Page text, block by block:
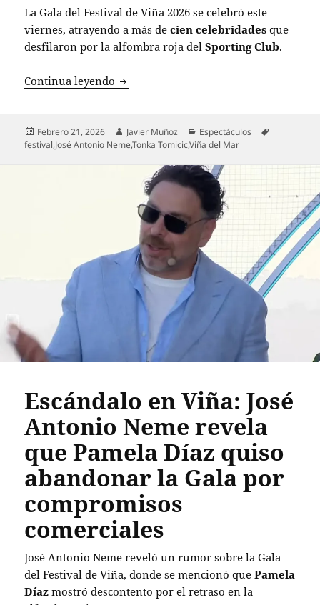
La Gala del Festival de Viña 2026 se celebró este
viernes, atrayendo a más decien celebridades que
desfilaron por la alfombra roja delSporting Club.
Continua leyendo Gala de Viña 2026: Estrellas brillan
Publicado
el
Febrero 21, 2026 Autor
Javier Muñoz Categorías
Espectáculos
festival,José Antonio Neme,Tonka Tomicic,Viña del Mar
Escándalo en Viña: José
Antonio Neme revela
que Pamela Díaz quiso
abandonar la Gala por
compromisos
comerciales
José Antonio Neme reveló un rumor sobre la Gala
del Festival de Viña, donde se mencionó quePamela
Díaz mostró descontento por el retraso en la